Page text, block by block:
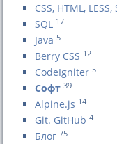
CSS, HTML, LESS,
SQL 17
Java 5
Berry CSS 12
CodeIgniter 5
Софт 39
Alpine.js 14
Git. GitHub 4
Блог 75